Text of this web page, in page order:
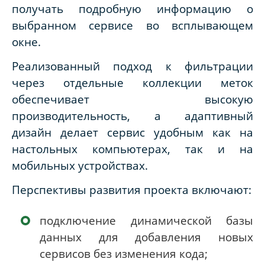
получать подробную информацию о
выбранном сервисе во всплывающем
окне.
Реализованный подход к фильтрации
через отдельные коллекции меток
обеспечивает высокую
производительность, а адаптивный
дизайн делает сервис удобным как на
настольных компьютерах, так и на
мобильных устройствах.
Перспективы развития проекта включают:
подключение динамической базы
данных для добавления новых
сервисов без изменения кода;